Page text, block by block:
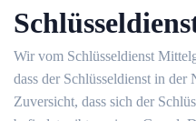
Wir vom Schlüsseldienst
dass der Schlüsseldienst in der
Zuversicht, dass sich der